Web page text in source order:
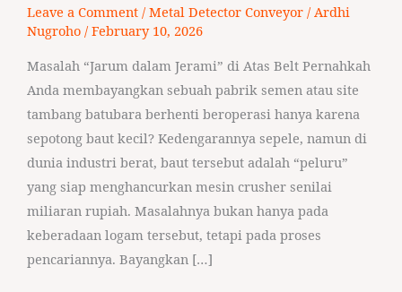
Leave a Comment / Metal Detector Conveyor/ Ardhi
Nugroho / February 10, 2026
Masalah “Jarum dalam Jerami” di Atas Belt Pernahkah
Anda membayangkan sebuah pabrik semen atau site
tambang batubara berhenti beroperasi hanya karena
sepotong baut kecil? Kedengarannya sepele, namun di
dunia industri berat, baut tersebut adalah “peluru”
yang siap menghancurkan mesin crusher senilai
miliaran rupiah. Masalahnya bukan hanya pada
keberadaan logam tersebut, tetapi pada proses
pencariannya. Bayangkan […]
Evakuasi
Tramp
Metal